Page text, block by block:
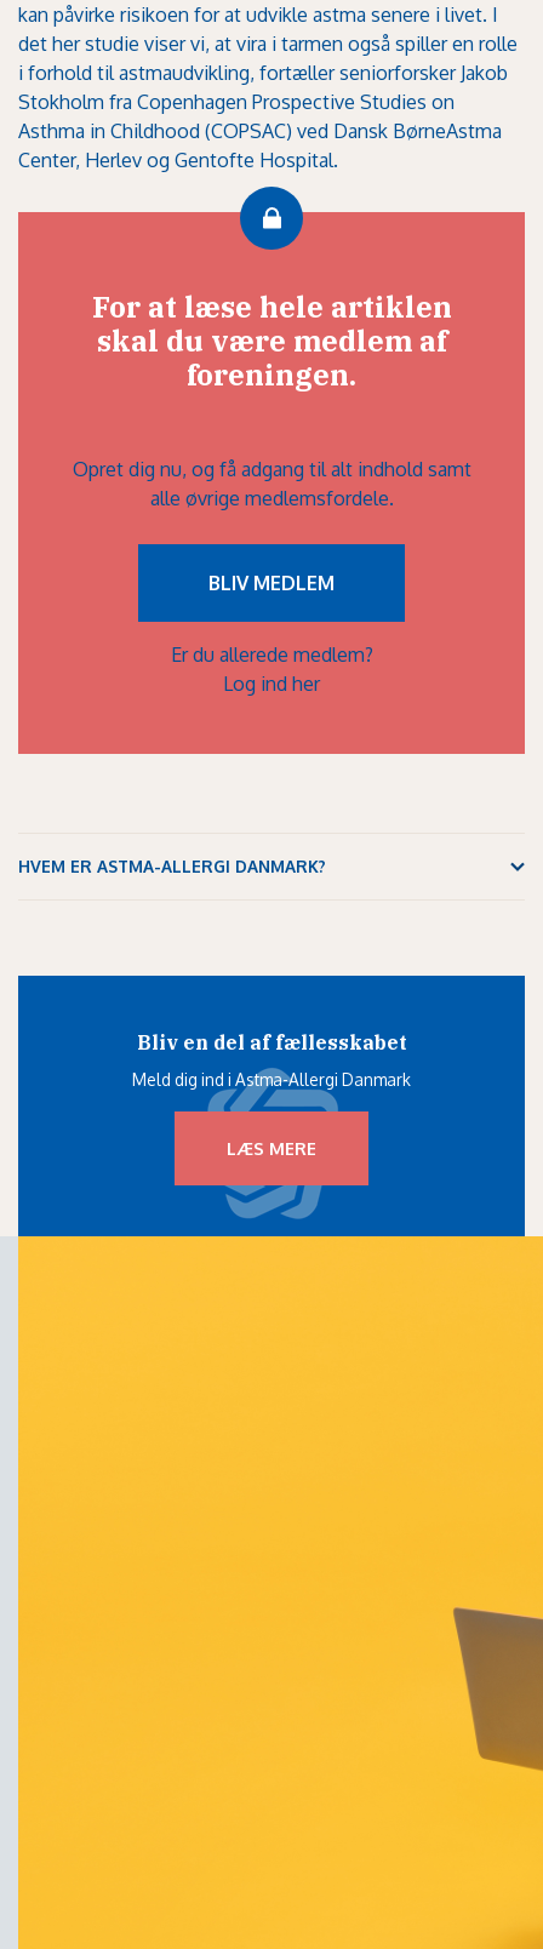
kan påvirke risikoen for at udvikle astma senere i livet. I
det her studie viser vi, at vira i tarmen også spiller en rolle
i forhold til astmaudvikling, fortæller seniorforsker Jakob
Stokholm fra Copenhagen Prospective Studies on
Asthma in Childhood (COPSAC) ved Dansk BørneAstma
Center, Herlev og Gentofte Hospital.
For at læse hele artiklen
skal du være medlem af
foreningen.
Opret dig nu, og få adgang til alt indhold samt
alle øvrige medlemsfordele.
BLIV MEDLEM
Er du allerede medlem?
Log ind her
HVEM ER ASTMA-ALLERGI DANMARK?
Bliv en del af fællesskabet
Meld dig ind i Astma-Allergi Danmark
LÆS MERE